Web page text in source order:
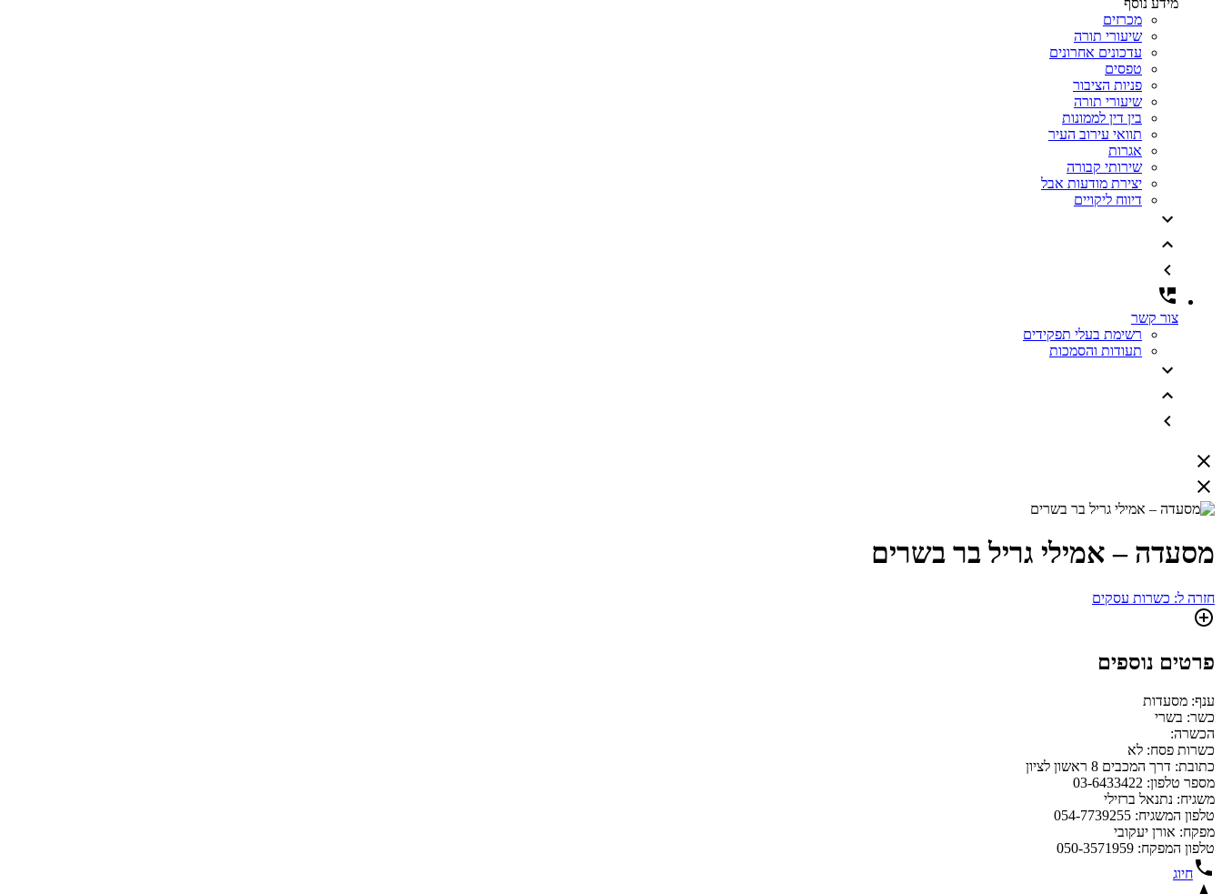
מידע נוסף
מכרזים
שיעורי תורה
עדכונים אחרונים
טפסים
פניות הציבור
שיעורי תורה
בין דין לממונות
תוואי עירוב העיר
אגרות
שירותי קבורה
יצירת מודעות אבל
דיווח ליקויים
צור קשר
רשימת בעלי תפקידים
תעודות והסמכות
מסעדה – אמילי גריל בר בשרים
חזרה ל: כשרות עסקים
פרטים נוספים
ענף: מסעדות
כשר: בשרי
הכשרה:
כשרות פסח: לא
כתובת: דרך המכבים 8 ראשון לציון
מספר טלפון: 03-6433422
משגיח: נתנאל ברזילי
טלפון המשגיח: 054-7739255
מפקח: אורן יעקובי
טלפון המפקח: 050-3571959
חיוג